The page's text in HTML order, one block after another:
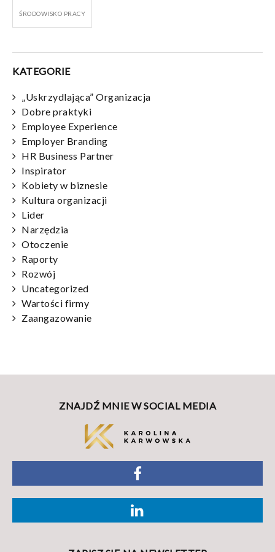
ŚRODOWISKO PRACY
KATEGORIE
„Uskrzydlająca” Organizacja
Dobre praktyki
Employee Experience
Employer Branding
HR Business Partner
Inspirator
Kobiety w biznesie
Kultura organizacji
Lider
Narzędzia
Otoczenie
Raporty
Rozwój
Uncategorized
Wartości firmy
Zaangazowanie
ZNAJDŹ MNIE W SOCIAL MEDIA